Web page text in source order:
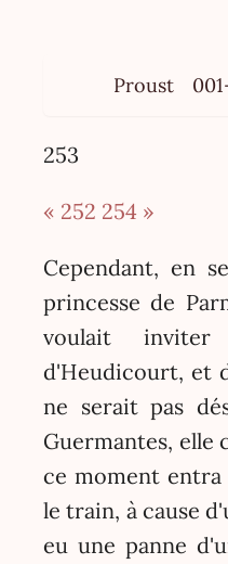
Proust
253
« 252 254 »
Cependant, en
princesse de
voulait
d'Heudicourt, et
ne serait pas
Guermantes, elle
ce moment
le train, à cause
eu une panne